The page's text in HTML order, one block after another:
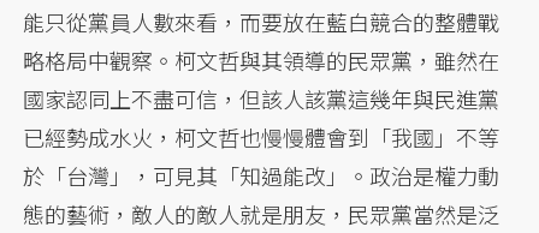
能只從黨員人數來看，而要放在藍白競合的整體戰
略格局中觀察。柯文哲與其領導的民眾黨，雖然在
國家認同上不盡可信，但該人該黨這幾年與民進黨
已經勢成水火，柯文哲也慢慢體會到「我國」不等
於「台灣」，可見其「知過能改」。政治是權力動
態的藝術，敵人的敵人就是朋友，民眾黨當然是泛